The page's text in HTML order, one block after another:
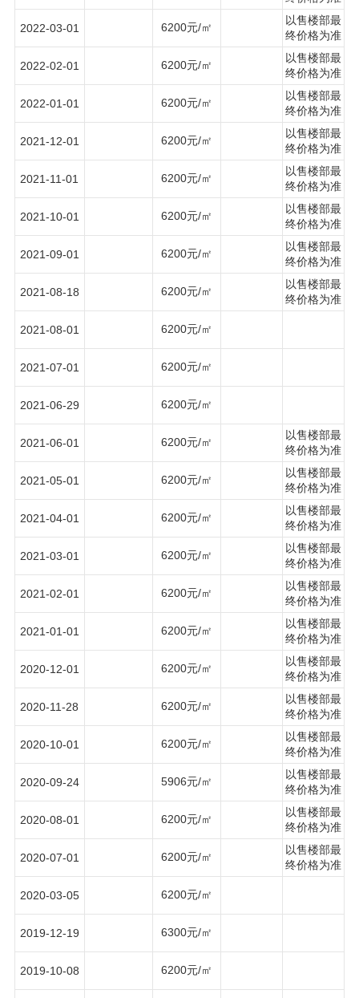
2022-03-01 6200元/㎡
以售楼部最
终价格为准
2022-02-01 6200元/㎡
以售楼部最
终价格为准
2022-01-01 6200元/㎡
以售楼部最
终价格为准
2021-12-01 6200元/㎡
以售楼部最
终价格为准
2021-11-01 6200元/㎡
以售楼部最
终价格为准
2021-10-01 6200元/㎡
以售楼部最
终价格为准
2021-09-01 6200元/㎡
以售楼部最
终价格为准
2021-08-18 6200元/㎡
以售楼部最
终价格为准
2021-08-01 6200元/㎡
2021-07-01 6200元/㎡
2021-06-29 6200元/㎡
2021-06-01 6200元/㎡
以售楼部最
终价格为准
2021-05-01 6200元/㎡
以售楼部最
终价格为准
2021-04-01 6200元/㎡
以售楼部最
终价格为准
2021-03-01 6200元/㎡
以售楼部最
终价格为准
2021-02-01 6200元/㎡
以售楼部最
终价格为准
2021-01-01 6200元/㎡
以售楼部最
终价格为准
2020-12-01 6200元/㎡
以售楼部最
终价格为准
2020-11-28 6200元/㎡
以售楼部最
终价格为准
2020-10-01 6200元/㎡
以售楼部最
终价格为准
2020-09-24 5906元/㎡
以售楼部最
终价格为准
2020-08-01 6200元/㎡
以售楼部最
终价格为准
2020-07-01 6200元/㎡
以售楼部最
终价格为准
2020-03-05 6200元/㎡
2019-12-19 6300元/㎡
2019-10-08 6200元/㎡